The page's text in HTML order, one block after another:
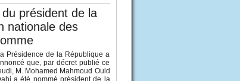
président de la
nationale des
Présidence de la République a
que, par décret publié ce
M. Mohamed Mahmoud Ould
a été nommé président de la